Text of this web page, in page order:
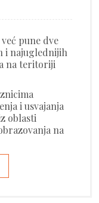
pune dve
i najuglednijih
na teritoriji
i usvajanja
oblasti
na